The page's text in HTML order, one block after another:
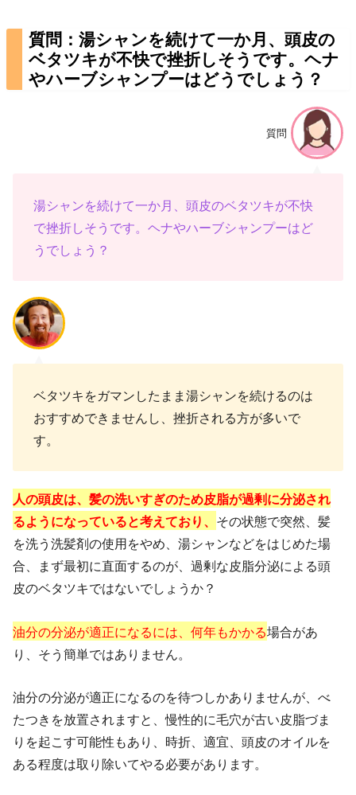
質問：湯シャンを続けて一か月、頭皮の
ベタツキが不快で挫折しそうです。ヘナ
やハーブシャンプーはどうでしょう？
質問
湯シャンを続けて一か月、頭皮のベタツキが不快
で挫折しそうです。ヘナやハーブシャンプーはど
うでしょう？
ベタツキをガマンしたまま湯シャンを続けるのは
おすすめできませんし、挫折される方が多いで
す。
人の頭皮は、髪の洗いすぎのため皮脂が過剰に分泌され
るようになっていると考えており、 その状態で突然、髪
を洗う洗髪剤の使用をやめ、湯シャンなどをはじめた場
合、まず最初に直面するのが、過剰な皮脂分泌による頭
皮のベタツキではないでしょうか？
油分の分泌が適正になるには、何年もかかる場合があ
り、そう簡単ではありません。
油分の分泌が適正になるのを待つしかありませんが、べ
たつきを放置されますと、慢性的に毛穴が古い皮脂づま
りを起こす可能性もあり、時折、適宜、頭皮のオイルを
ある程度は取り除いてやる必要があります。